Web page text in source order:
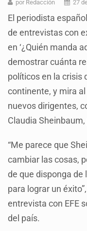
por Redacción 27
El periodista
de entrevistas con
en ‘¿Quién manda
demostrar cuánta
políticos en la crisis
continente, y mira
nuevos dirigentes,
Claudia
“Me parece que
cambiar las cosas,
de que disponga
para lograr un
entrevista con EFE
del país.